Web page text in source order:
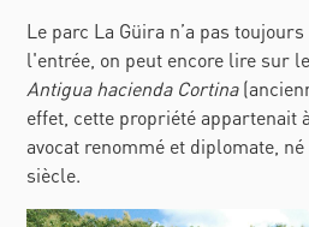
Le parc La Güira n’a pas
l'entrée, on peut encore lire sur
Antigua hacienda Cortina
effet, cette propriété appartenait
avocat renommé et diplomate,
siècle.